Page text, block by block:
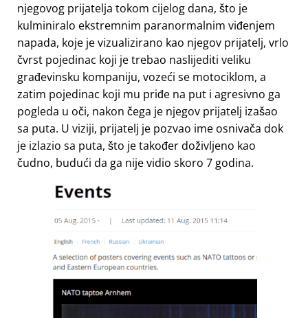
njegovog prijatelja tokom cijelog dana, što je
kulminiralo ekstremnim paranormalnim viđenjem
napada, koje je vizualizirano kao njegov prijatelj, vrlo
čvrst pojedinac koji je trebao naslijediti veliku
građevinsku kompaniju, vozeći se motociklom, a
zatim pojedinac koji mu priđe na put i agresivno ga
pogleda u oči, nakon čega je njegov prijatelj izašao
sa puta. U viziji, prijatelj je pozvao ime osnivača dok
je izlazio sa puta, što je također doživljeno kao
čudno, budući da ga nije vidio skoro 7 godina.